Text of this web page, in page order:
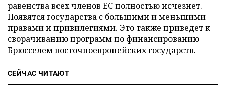
равенства всех членов ЕС полностью исчезнет.
Появятся государства с большими и меньшими
правами и привилегиями. Это также приведет к
сворачиванию программ по финансированию
Брюсселем восточноевропейских государств.
СЕЙЧАС ЧИТАЮТ